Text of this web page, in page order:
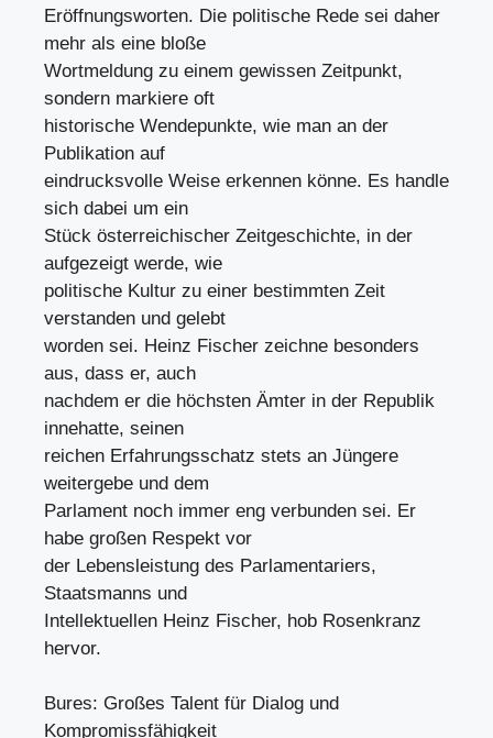
Eröffnungsworten. Die politische Rede sei daher
mehr als eine bloße
Wortmeldung zu einem gewissen Zeitpunkt,
sondern markiere oft
historische Wendepunkte, wie man an der
Publikation auf
eindrucksvolle Weise erkennen könne. Es handle
sich dabei um ein
Stück österreichischer Zeitgeschichte, in der
aufgezeigt werde, wie
politische Kultur zu einer bestimmten Zeit
verstanden und gelebt
worden sei. Heinz Fischer zeichne besonders
aus, dass er, auch
nachdem er die höchsten Ämter in der Republik
innehatte, seinen
reichen Erfahrungsschatz stets an Jüngere
weitergebe und dem
Parlament noch immer eng verbunden sei. Er
habe großen Respekt vor
der Lebensleistung des Parlamentariers,
Staatsmanns und
Intellektuellen Heinz Fischer, hob Rosenkranz
hervor.
Bures: Großes Talent für Dialog und
Kompromissfähigkeit